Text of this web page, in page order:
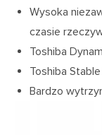
Wysoka
czasie
Toshiba
Toshiba
Bardzo